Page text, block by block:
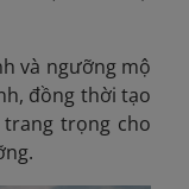
và ngưỡng mộ
đồng thời tạo
trọng cho